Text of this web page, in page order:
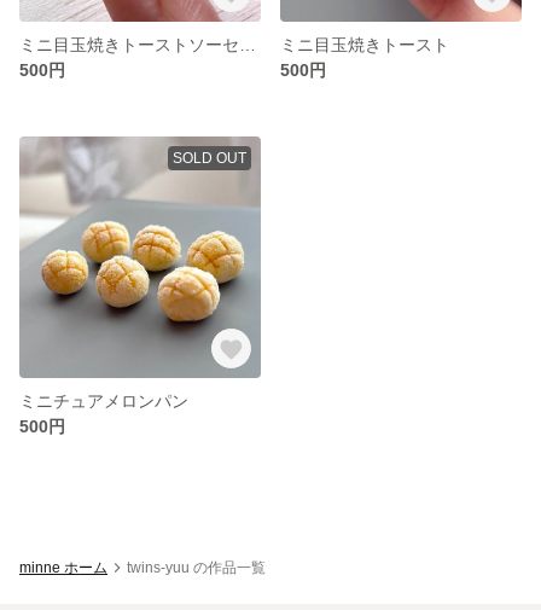
500円
ミニ目玉焼きトースト
500円
SOLD OUT
ミニチュアメロンパン
500円
minne ホーム twins-yuu の作品一覧